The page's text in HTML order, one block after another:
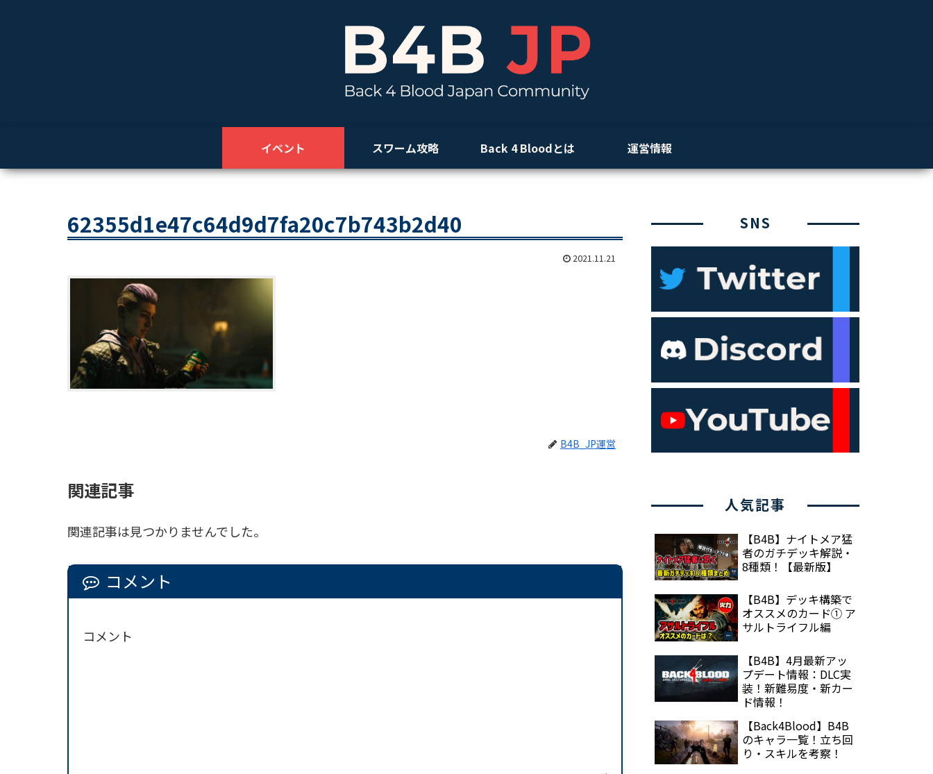
イベント スワーム攻略 Back 4 Bloodとは 運営情報
62355d1e47c64d9d7fa20c7b743b2d40
2021.11.21
B4B_JP運営
関連記事
関連記事は見つかりませんでした。
コメント
コメント
SNS
人気記事
【B4B】ナイトメア猛
者のガチデッキ解説・
8種類！【最新版】
【B4B】デッキ構築で
オススメのカード① ア
サルトライフル編
【B4B】4月最新アッ
プデート情報：DLC実
装！新難易度・新カー
ド情報！
【Back4Blood】B4B
のキャラ一覧！立ち回
り・スキルを考察！